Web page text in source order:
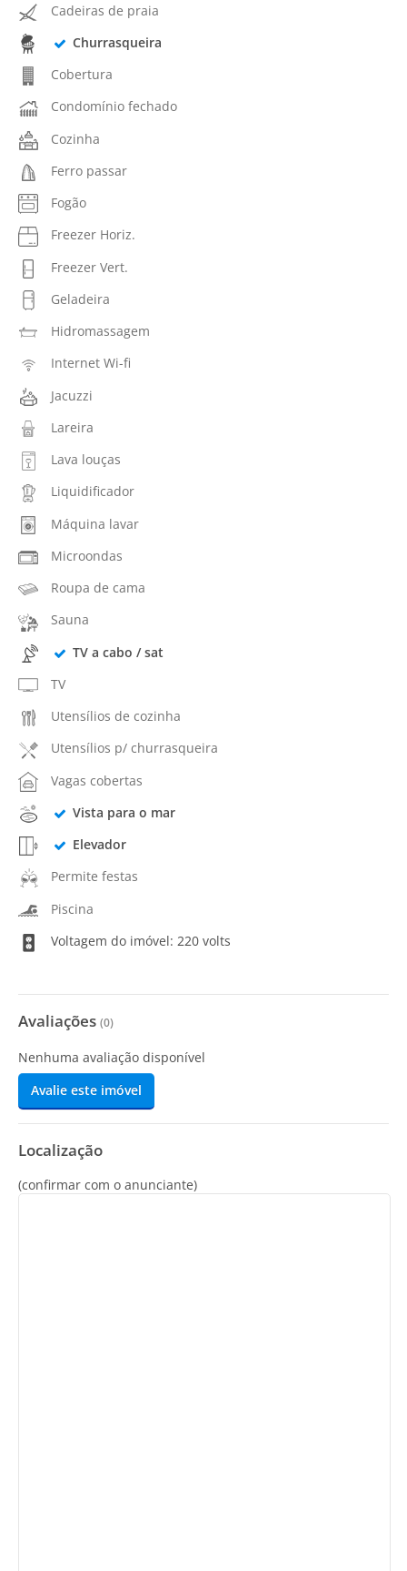
Cadeiras de praia
Churrasqueira
Cobertura
Condomínio fechado
Cozinha
Ferro passar
Fogão
Freezer Horiz.
Freezer Vert.
Geladeira
Hidromassagem
Internet Wi-fi
Jacuzzi
Lareira
Lava louças
Liquidificador
Máquina lavar
Microondas
Roupa de cama
Sauna
TV a cabo / sat
TV
Utensílios de cozinha
Utensílios p/ churrasqueira
Vagas cobertas
Vista para o mar
Elevador
Permite festas
Piscina
Voltagem do imóvel: 220 volts
Avaliações (0)
Nenhuma avaliação disponível
Avalie este imóvel
Localização
(confirmar com o anunciante)